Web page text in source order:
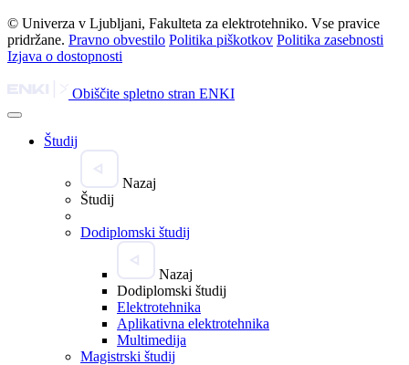
© Univerza v Ljubljani, Fakulteta za elektrotehniko. Vse pravice
pridržane. Pravno obvestilo Politika piškotkov Politika zasebnosti
Izjava o dostopnosti
Obiščite spletno stran ENKI
Študij
Nazaj
Študij
Dodiplomski študij
Nazaj
Dodiplomski študij
Elektrotehnika
Aplikativna elektrotehnika
Multimedija
Magistrski študij